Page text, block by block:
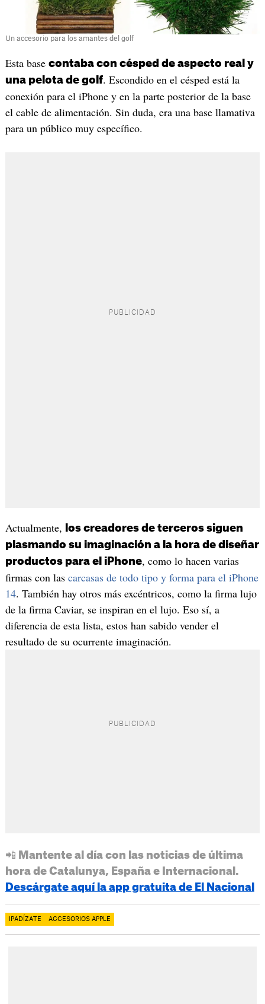
Un accesorio para los amantes del golf
Esta base contaba con césped de aspecto real y
una pelota de golf. Escondido en el césped está la
conexión para el iPhone y en la parte posterior de la base
el cable de alimentación. Sin duda, era una base llamativa
para un público muy específico.
Actualmente,
los creadores de terceros siguen
plasmando su imaginación a la hora de diseñar
productos para el iPhone, como lo hacen varias
firmas con las carcasas de todo tipo y forma para el iPhone
14. También hay otros más excéntricos, como la firma lujo
de la firma Caviar, se inspiran en el lujo. Eso sí, a
diferencia de esta lista, estos han sabido vender el
resultado de su ocurrente imaginación.
📲 Mantente al día con las noticias de última
hora de Catalunya, España e Internacional.
Descárgate aquí la app gratuita de El Nacional
IPADÍZATE ACCESORIOS APPLE